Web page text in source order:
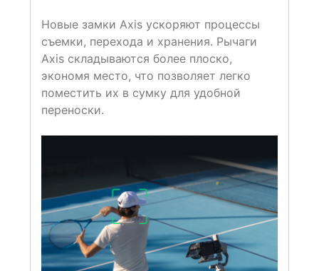
Новые замки Axis ускоряют процессы
съемки, перехода и хранения. Рычаги
Axis складываются более плоско,
экономя место, что позволяет легко
поместить их в сумку для удобной
переноски.